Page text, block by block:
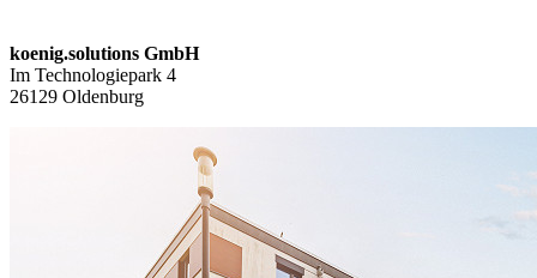
koenig.solutions GmbH
Im Technologiepark 4
26129 Oldenburg